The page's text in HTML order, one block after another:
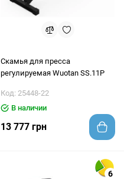
Скамья для пресса
регулируемая Wuotan SS.11P
Код: 25448-22
В наличии
13 777 грн
6